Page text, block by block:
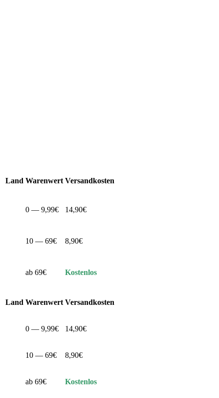
Land Warenwert Versandkosten
0 — 9,99€ 14,90€
10 — 69€ 8,90€
ab 69€ Kostenlos
Land Warenwert Versandkosten
0 — 9,99€ 14,90€
10 — 69€ 8,90€
ab 69€ Kostenlos